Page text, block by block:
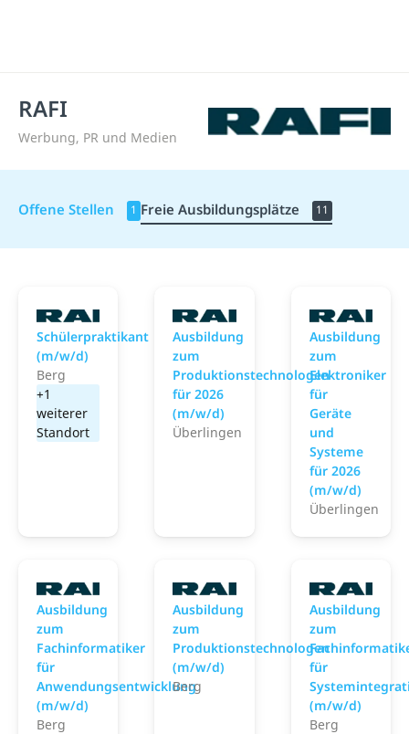
RAFI
Werbung, PR und Medien
Offene Stellen 1 Freie Ausbildungsplätze 11
Schülerpraktikant
(m/w/d)
Berg
+1
weiterer
Standort
Ausbildung
zum
Produktionstechnologen
für 2026
(m/w/d)
Überlingen
Ausbildung
zum
Elektroniker
für
Geräte
und
Systeme
für 2026
(m/w/d)
Überlingen
Ausbildung
zum
Fachinformatiker
für
Anwendungsentwicklung
(m/w/d)
Berg
Ausbildung
zum
Produktionstechnologen
(m/w/d)
Berg
Ausbildung
zum
für
(m/w/d)
Berg